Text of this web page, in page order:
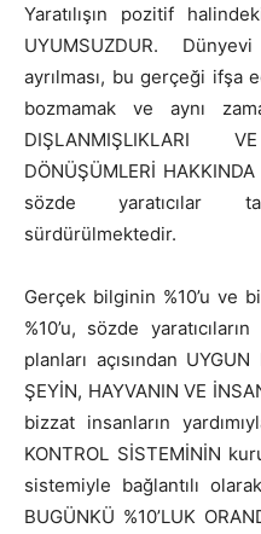
Yaratılışın pozitif
UYUMSUZDUR.
ayrılması, bu gerçeği ifşa
bozmamak ve aynı
DIŞLANMIŞLIKLARI
DÖNÜŞÜMLERİ
sözde yaratıcılar
sürdürülmektedir.
Gerçek bilginin %10’u ve
%10’u, sözde
planları açısından
ŞEYİN, HAYVANIN VE
bizzat insanların
KONTROL SİSTEMİNİN
sistemiyle bağlantılı
BUGÜNKÜ %10’LUK